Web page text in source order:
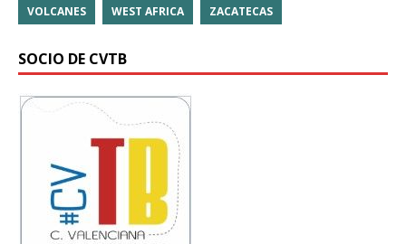
VOLCANES WEST AFRICA ZACATECAS
SOCIO DE CVTB